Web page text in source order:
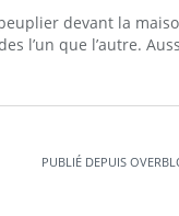
devant la
l’un que l’autre.
PUBLIÉ DEPUIS